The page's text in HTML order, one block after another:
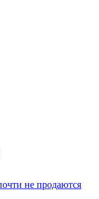
не продаются